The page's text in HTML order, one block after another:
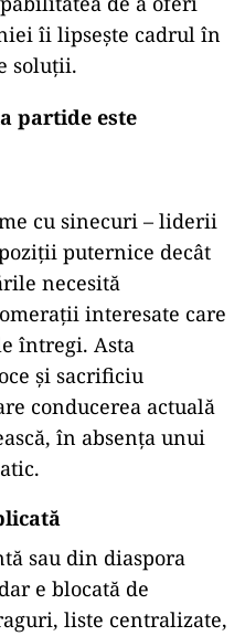
îi lipsește cadrul în
soluții.
partide este
cu sinecuri – liderii
puternice decât
necesită
interesate care
întregi. Asta
și sacrificiu
conducerea actuală
în absența unui
sau din diaspora
e blocată de
liste centralizate,